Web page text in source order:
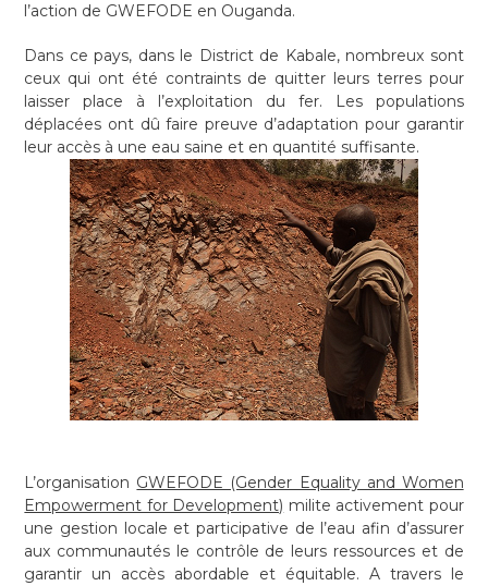
l’action de GWEFODE en Ouganda.
Dans ce pays, dans le District de Kabale, nombreux sont
ceux qui ont été contraints de quitter leurs terres pour
laisser place à l’exploitation du fer. Les populations
déplacées ont dû faire preuve d’adaptation pour garantir
leur accès à une eau saine et en quantité suffisante.
L’organisation GWEFODE (Gender Equality and Women
Empowerment for Development) milite activement pour
une gestion locale et participative de l’eau afin d’assurer
aux communautés le contrôle de leurs ressources et de
garantir un accès abordable et équitable. A travers le